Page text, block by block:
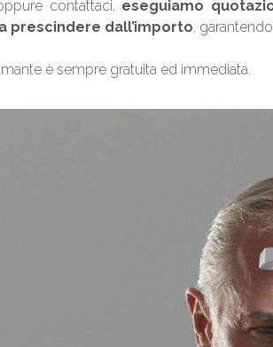
contattaci, eseguiamo
prescindere dall’importo,
è sempre gratuita ed immediata.